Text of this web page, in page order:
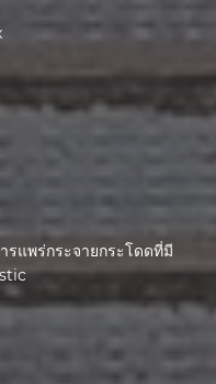
รแพร่กระจายกระโดดที่มี